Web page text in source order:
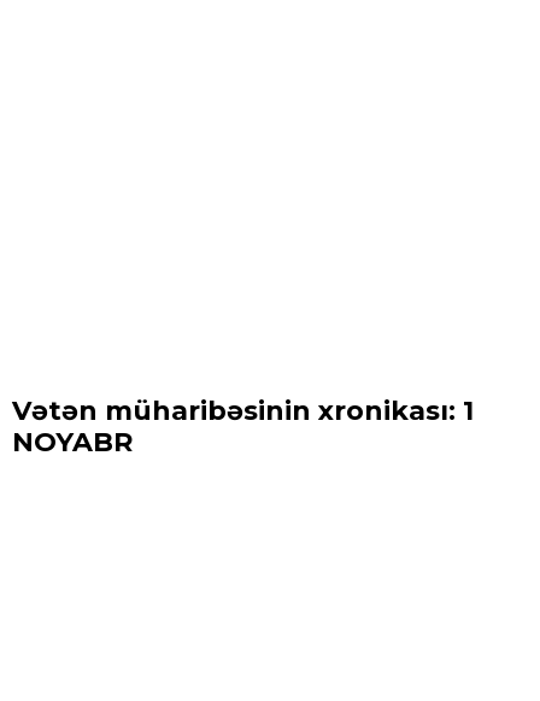
Vətən müharibəsinin xronikası: 1
NOYABR